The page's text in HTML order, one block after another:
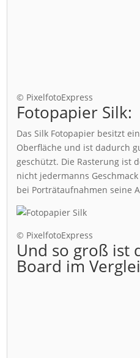
© PixelfotoExpress
Fotopapier Silk:
Das Silk Fotopapier besitzt
Oberfläche und ist dadurch
geschützt. Die Rasterung ist
nicht jedermanns
bei Porträtaufnahmen seine
© PixelfotoExpress
Und so groß ist
Board im